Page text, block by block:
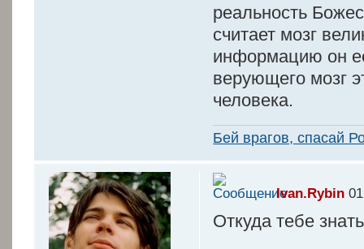
реальность
считает мозг
информацию он
верующего мозг
человека.
Бей врагов, спасай
Ivan.Rybin
Откуда тебе